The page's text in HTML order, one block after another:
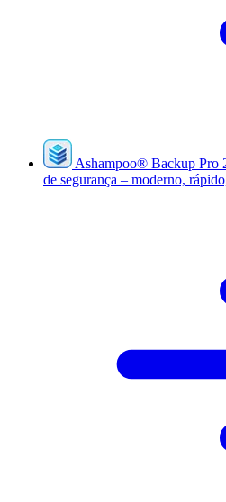
Ashampoo® Backup Pro
de segurança – moderno,